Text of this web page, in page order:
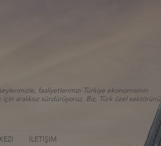
faaliyetlerimizi Türkiye ekonomisinin
aralıksız sürdürüyoruz. Biz, Türk özel sektörünü
İLETİŞİM